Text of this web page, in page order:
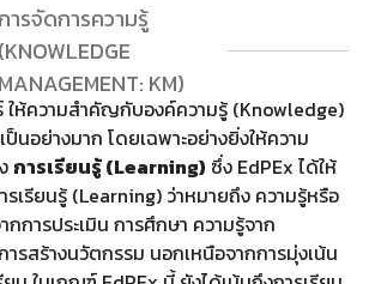
ปนาคณะมนุษยศาสตร์
ลัยนเรศวร ด้วยการ
บุญตักบาตรแด่พระภิกษุ
สามเณร จำนวน 36 รูป
ารจัดการความรู้
(KNOWLEDGE
MANAGEMENT: KM)
ห้ความสำคัญกับองค์ความรู้ (Knowledge)
นอย่างมาก โดยเฉพาะอย่างยิ่งให้ความ
การเรียนรู้ (Learning) ซึ่ง EdPEx ได้ให้
เรียนรู้ (Learning) ว่าหมายถึง ความรู้หรือ
กการประเมิน การศึกษา ความรู้จาก
รสร้างนวัตกรรม นอกเหนือจากการมุ่งเน้น